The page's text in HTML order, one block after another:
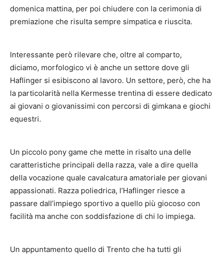
domenica mattina, per poi chiudere con la cerimonia di
premiazione che risulta sempre simpatica e riuscita.
Interessante però rilevare che, oltre al comparto,
diciamo, morfologico vi è anche un settore dove gli
Haflinger si esibiscono al lavoro. Un settore, però, che ha
la particolarità nella Kermesse trentina di essere dedicato
ai giovani o giovanissimi con percorsi di gimkana e giochi
equestri.
Un piccolo pony game che mette in risalto una delle
caratteristiche principali della razza, vale a dire quella
della vocazione quale cavalcatura amatoriale per giovani
appassionati. Razza poliedrica, l’Haflinger riesce a
passare dall’impiego sportivo a quello più giocoso con
facilità ma anche con soddisfazione di chi lo impiega.
Un appuntamento quello di Trento che ha tutti gli